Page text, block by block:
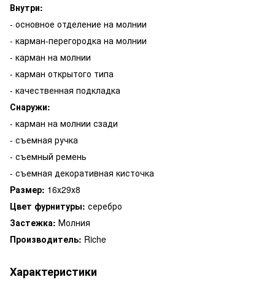
Внутри:
- основное отделение на молнии
- карман-перегородка на молнии
- карман на молнии
- карман открытого типа
- качественная подкладка
Снаружи:
- карман на молнии сзади
- съемная ручка
- съемный ремень
- съемная декоративная кисточка
Размер: 16х29х8
Цвет фурнитуры: серебро
Застежка: Молния
Производитель: Riche
Характеристики